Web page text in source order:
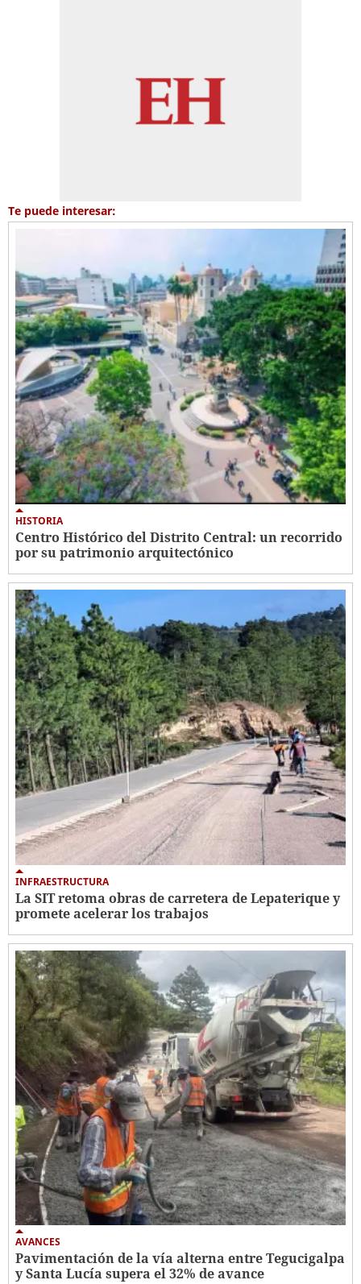
Te puede interesar:
HISTORIA
Centro Histórico del Distrito Central: un recorrido
por su patrimonio arquitectónico
INFRAESTRUCTURA
La SIT retoma obras de carretera de Lepaterique y
promete acelerar los trabajos
AVANCES
Pavimentación de la vía alterna entre Tegucigalpa
y Santa Lucía supera el 32% de avance